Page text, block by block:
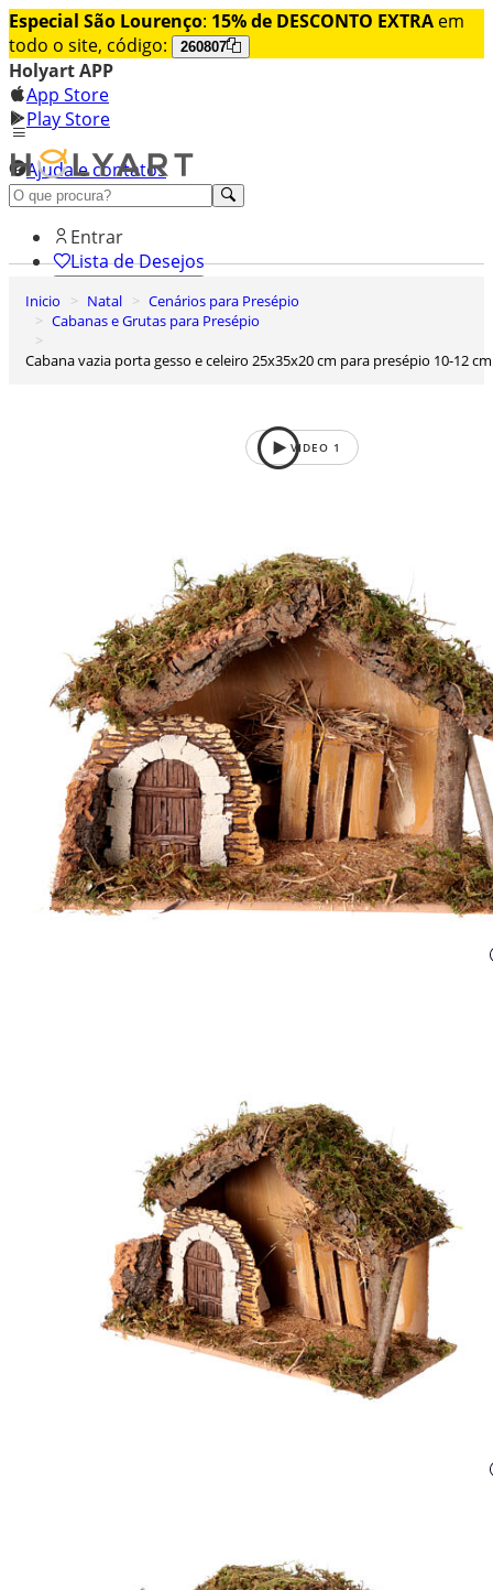
Especial São Lourenço: 15% de DESCONTO EXTRA em
todo o site, código:
260807
Holyart APP
App Store
Play Store
Ajuda e contatos
Conheça premium
Entrar
Lista de Desejos
Carrinho de Compras
Inicio Natal
Cenários para Presépio
Cabanas e Grutas para Presépio
Cabana vazia porta gesso e celeiro 25x35x20 cm para presépio 10-12 cm
VIDEO 1